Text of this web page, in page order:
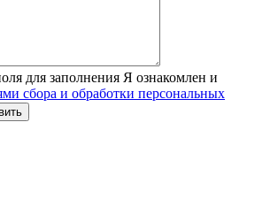
для заполнения Я ознакомлен и
сбора и обработки персональных